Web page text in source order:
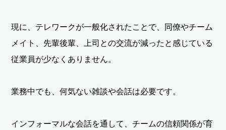
現に、テレワークが一般化されたことで、同僚やチーム
メイト、先輩後輩、上司との交流が減ったと感じている
従業員が少なくありません。
業務中でも、何気ない雑談や会話は必要です。
インフォーマルな会話を通して、チームの信頼関係が育